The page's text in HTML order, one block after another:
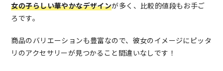
女の子らしい華やかなデザインが多く、比較的値段もお手ご
ろです。
商品のバリエーションも豊富なので、彼女のイメージにピッタ
リのアクセサリーが見つかること間違いなしです！